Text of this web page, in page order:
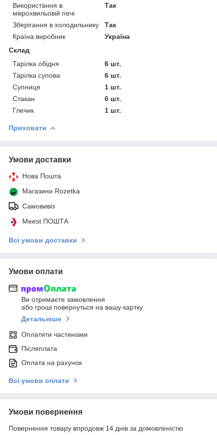
Використання в
мікрохвильовій печі
Так
Зберігання в холодильнику
Так
Країна виробник
Україна
Склад
Тарілка обідня
6 шт.
Тарілка супова
6 шт.
Супниця
1 шт.
Стакан
6 шт.
Глечик
1 шт.
Приховати
Умови доставки
Нова Пошта
Магазини Rozetka
Самовивіз
Meest ПОШТА
Всі умови доставки
Умови оплати
Ви отримаєте замовлення
або гроші повернуться на вашу картку
Детальніше
Оплатити частинами
Післяплата
Оплата на рахунок
Всі умови оплати
Умови повернення
Повернення товару впродовж 14 днів за домовленістю